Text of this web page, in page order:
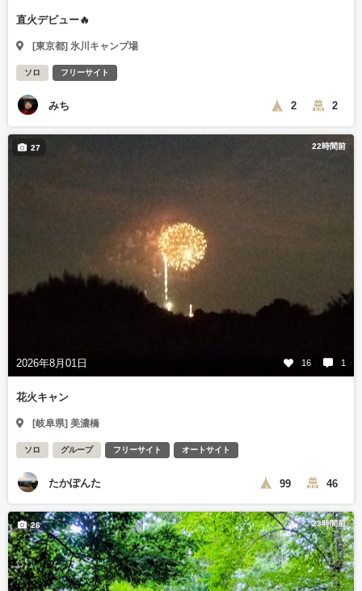
直火デビュー🔥
[東京都] 氷川キャンプ場
ソロ フリーサイト
みち 2 2
22時間前
2026年8月01日 16 1
27
花火キャン
[岐阜県] 美濃橋
ソロ グループ フリーサイト オートサイト
たかぽんた 99 46
23時間前
26